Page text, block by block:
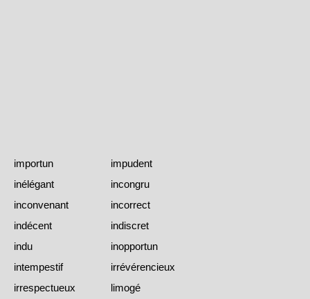
importun
impudent
inélégant
incongru
inconvenant
incorrect
indécent
indiscret
indu
inopportun
intempestif
irrévérencieux
irrespectueux
limogé